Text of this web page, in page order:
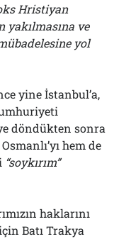
Hristiyan
yakılmasına ve
yol
yine İstanbul’a,
döndükten sonra
hem de
“soykırım”
haklarını
Batı Trakya